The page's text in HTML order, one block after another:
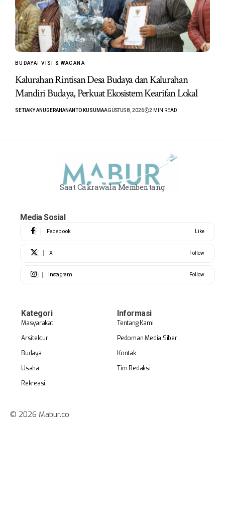
BUDAYA VISI & WACANA
Kalurahan Rintisan Desa Budaya dan Kalurahan
Mandiri Budaya, Perkuat Ekosistem Kearifan Lokal
SETIAKY ANUGERAHANANTO KUSUMAAGUSTUS 8, 2026 2 MIN READ
Saat Cakrawala Membentang
Media Sosial
Facebook Like
X Follow
Instagram Follow
Kategori
Masyarakat
Arsitektur
Budaya
Usaha
Rekreasi
Informasi
Tentang Kami
Pedoman Media Siber
Kontak
Tim Redaksi
© 2026 Mabur.co